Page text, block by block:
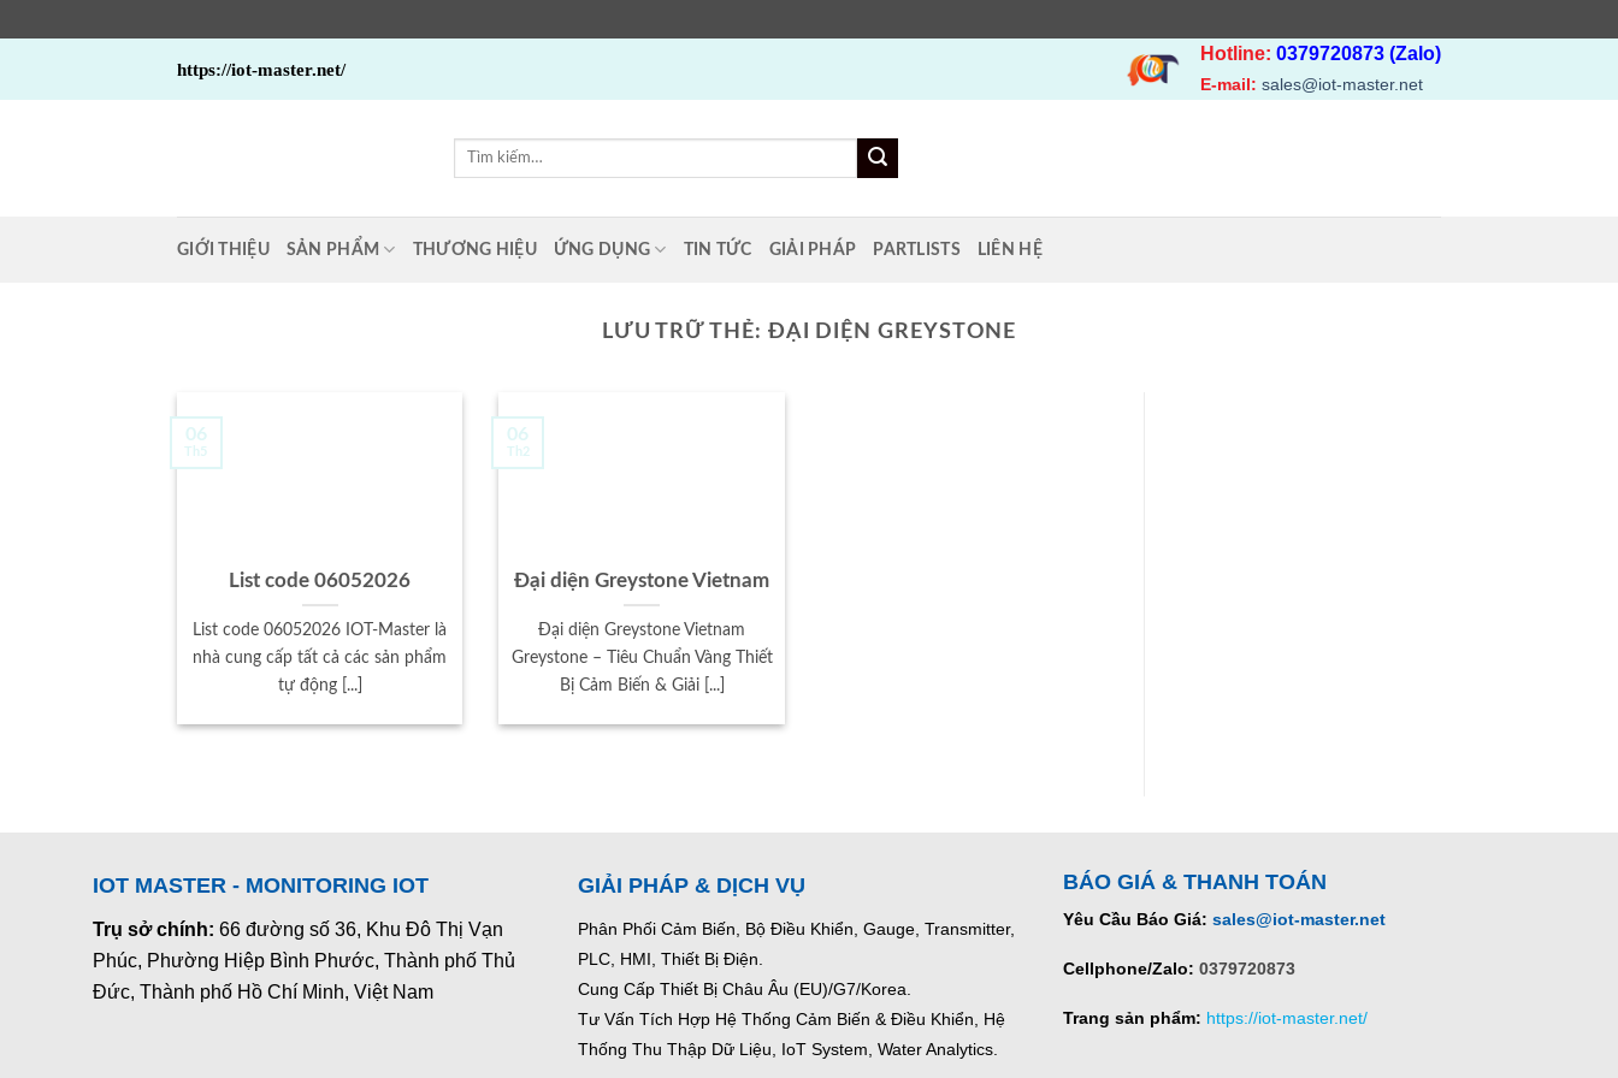
https://iot-master.net/
Hotline: 0379720873 (Zalo)
E-mail: sales@iot-master.net
Tìm
GIỚI THIỆU SẢN PHẨM THƯƠNG HIỆU ỨNG DỤNG TIN TỨC GIẢI PHÁP PARTLISTS LIÊN HỆ
LƯU TRỮ THẺ: ĐẠI DIỆN GREYSTONE
List code 06052026
List code 06052026 IOT-Master là
nhà cung cấp tất cả các sản phẩm
tự động [...]
06
Th5
Đại diện Greystone Vietnam
Đại diện Greystone Vietnam
Greystone – Tiêu Chuẩn Vàng Thiết
Bị Cảm Biến & Giải [...]
06
Th2
IOT MASTER - MONITORING IOT
Trụ sở chính: 66 đường số 36, Khu Đô Thị Vạn
Phúc, Phường Hiệp Bình Phước, Thành phố Thủ
Đức, Thành phố Hồ Chí Minh, Việt Nam
GIẢI PHÁP & DỊCH VỤ
Phân Phối Cảm Biến, Bộ Điều Khiển, Gauge, Transmitter,
PLC, HMI, Thiết Bị Điện.
Cung Cấp Thiết Bị Châu Âu (EU)/G7/Korea.
Tư Vấn Tích Hợp Hệ Thống Cảm Biến & Điều Khiển, Hệ
Thống Thu Thập Dữ Liệu, IoT System, Water Analytics.
BÁO GIÁ & THANH TOÁN
Yêu Cầu Báo Giá: sales@iot-master.net
Cellphone/Zalo: 0379720873
Trang sản phẩm: https://iot-master.net/